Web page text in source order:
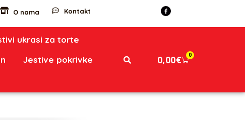
O nama Kontakt
ukrasi za torte
Jestive pokrivke
0,00€ 0